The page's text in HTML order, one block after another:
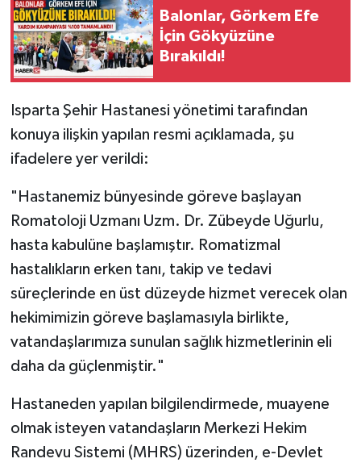
Balonlar, Görkem Efe
İçin Gökyüzüne
Bırakıldı!
Isparta Şehir Hastanesi yönetimi tarafından
konuya ilişkin yapılan resmi açıklamada, şu
ifadelere yer verildi:
"Hastanemiz bünyesinde göreve başlayan
Romatoloji Uzmanı Uzm. Dr. Zübeyde Uğurlu,
hasta kabulüne başlamıştır. Romatizmal
hastalıkların erken tanı, takip ve tedavi
süreçlerinde en üst düzeyde hizmet verecek olan
hekimimizin göreve başlamasıyla birlikte,
vatandaşlarımıza sunulan sağlık hizmetlerinin eli
daha da güçlenmiştir."
Hastaneden yapılan bilgilendirmede, muayene
olmak isteyen vatandaşların Merkezi Hekim
Randevu Sistemi (MHRS) üzerinden, e-Devlet
Künye